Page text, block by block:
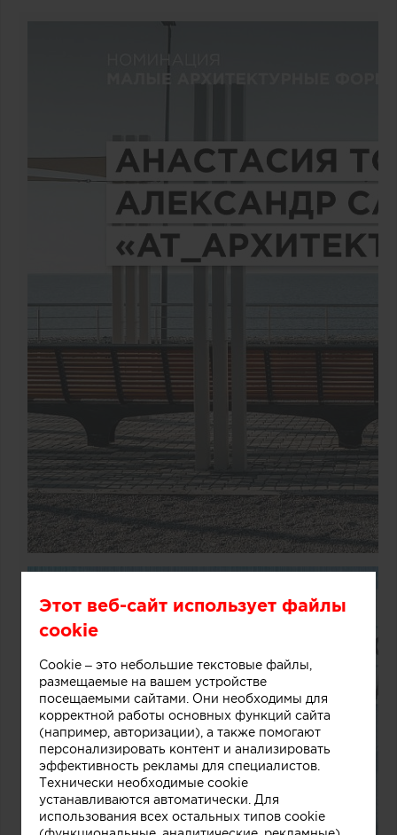
Этот веб-сайт использует файлы
cookie
Cookie – это небольшие текстовые файлы,
размещаемые на вашем устройстве
посещаемыми сайтами. Они необходимы для
корректной работы основных функций сайта
(например, авторизации), а также помогают
персонализировать контент и анализировать
эффективность рекламы для специалистов.
Технически необходимые cookie
устанавливаются автоматически. Для
использования всех остальных типов cookie